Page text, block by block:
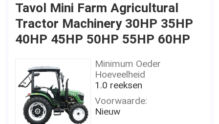
Tavol Mini Farm Agricultural
Tractor Machinery 30HP 35HP
40HP 45HP 50HP 55HP 60HP
Minimum Oeder
Hoeveelheid
1.0 reeksen
Voorwaarde:
Nieuw